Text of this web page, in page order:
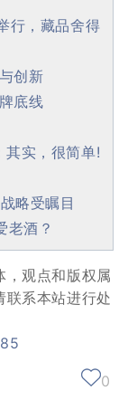
行，藏品舍得
创新
底线
其实，很简单!
略受瞩目
老酒？
，观点和版权属
联系本站进行处
0